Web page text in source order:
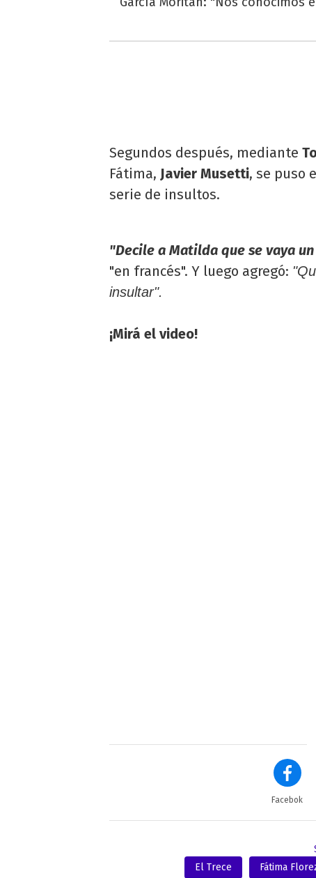
Segundos después, mediante
Fátima, Javier Musetti, se puso
serie de insultos.
"Decile a Matilda que se vaya
"en francés". Y luego agregó:
insultar".
¡Mirá el video!
Facebok
El Trece
Fátima